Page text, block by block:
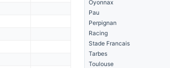
Oyonnax
Pau
Perpignan
Racing
Stade Francais
Tarbes
Toulouse